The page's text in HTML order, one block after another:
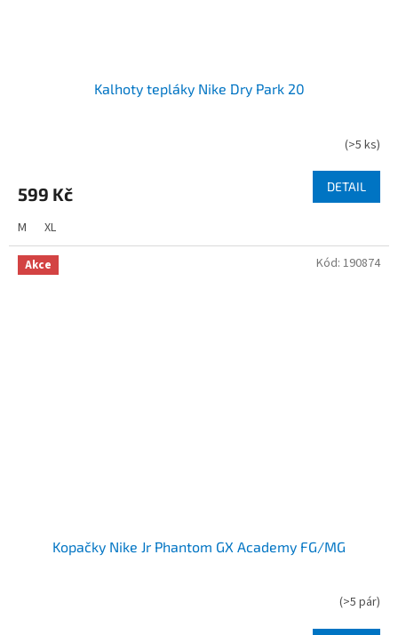
Kalhoty tepláky Nike Dry Park 20
(>5 ks)
599 Kč DETAIL
M XL
Akce
Kopačky Nike Jr Phantom GX Academy FG/MG
(>5 pár)
Kód: 190874